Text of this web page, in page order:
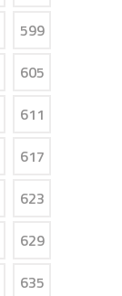
599
605
611
617
623
629
635